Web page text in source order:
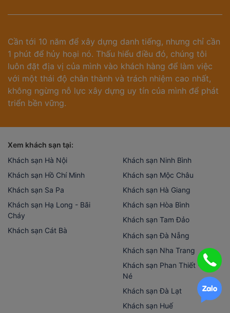
Cần tới 10 năm để xây dựng danh tiếng, nhưng chỉ cần
1 phút để hủy hoại nó. Thấu hiểu điều đó, chúng tôi
luôn đặt địa vị của mình vào khách hàng để làm việc
với một thái độ chân thành và trách nhiệm cao nhất,
không ngừng nỗ lực xây dựng uy tín của mình để phát
triển bền vững.
Xem khách sạn tại:
Khách sạn Hà Nội
Khách sạn Hồ Chí Minh
Khách sạn Sa Pa
Khách sạn Hạ Long - Bãi
Cháy
Khách sạn Cát Bà
Khách sạn Ninh Bình
Khách sạn Mộc Châu
Khách sạn Hà Giang
Khách sạn Hòa Bình
Khách sạn Tam Đảo
Khách sạn Đà Nẵng
Khách sạn Nha Trang
Khách sạn Phan Thiết - Mũi
Né
Khách sạn Đà Lạt
Khách sạn Huế